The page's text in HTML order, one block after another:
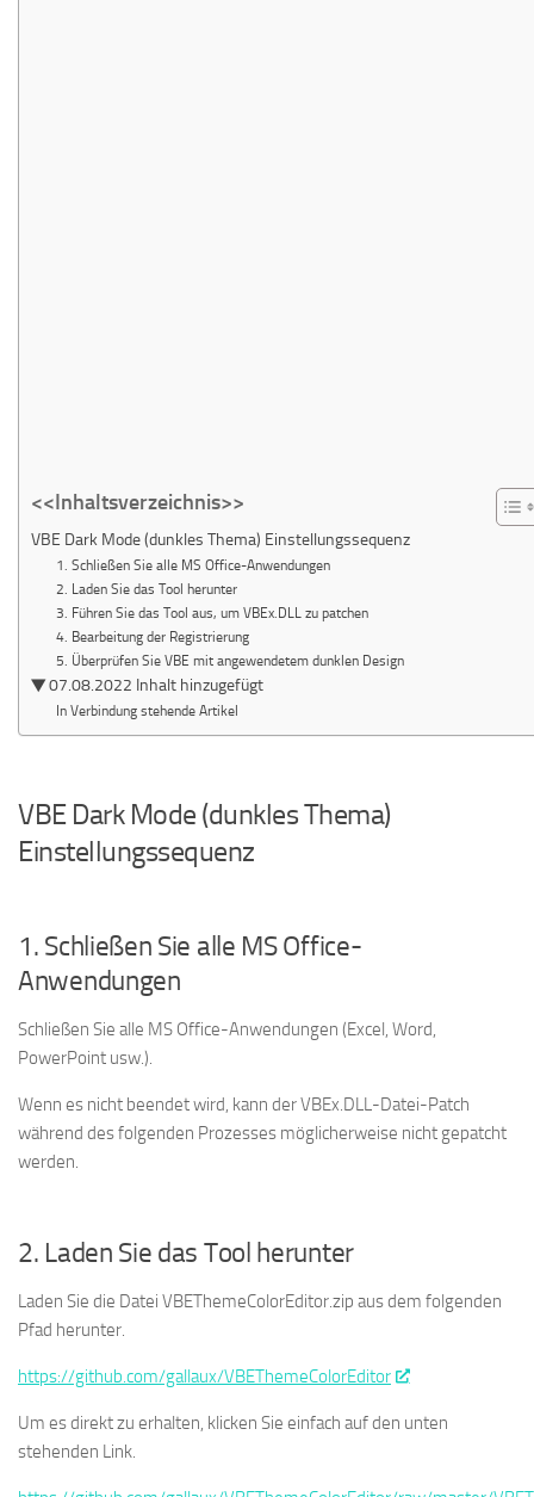
<<Inhaltsverzeichnis>>
VBE Dark Mode (dunkles Thema) Einstellungssequenz
1. Schließen Sie alle MS Office-Anwendungen
2. Laden Sie das Tool herunter
3. Führen Sie das Tool aus, um VBEx.DLL zu patchen
4. Bearbeitung der Registrierung
5. Überprüfen Sie VBE mit angewendetem dunklen Design
▼ 07.08.2022 Inhalt hinzugefügt
In Verbindung stehende Artikel
VBE Dark Mode (dunkles Thema)
Einstellungssequenz
1. Schließen Sie alle MS Office-
Anwendungen
Schließen Sie alle MS Office-Anwendungen (Excel, Word,
PowerPoint usw.).
Wenn es nicht beendet wird, kann der VBEx.DLL-Datei-Patch
während des folgenden Prozesses möglicherweise nicht gepatcht
werden.
2. Laden Sie das Tool herunter
Laden Sie die Datei VBEThemeColorEditor.zip aus dem folgenden
Pfad herunter.
https://github.com/gallaux/VBEThemeColorEditor
Um es direkt zu erhalten, klicken Sie einfach auf den unten
stehenden Link.